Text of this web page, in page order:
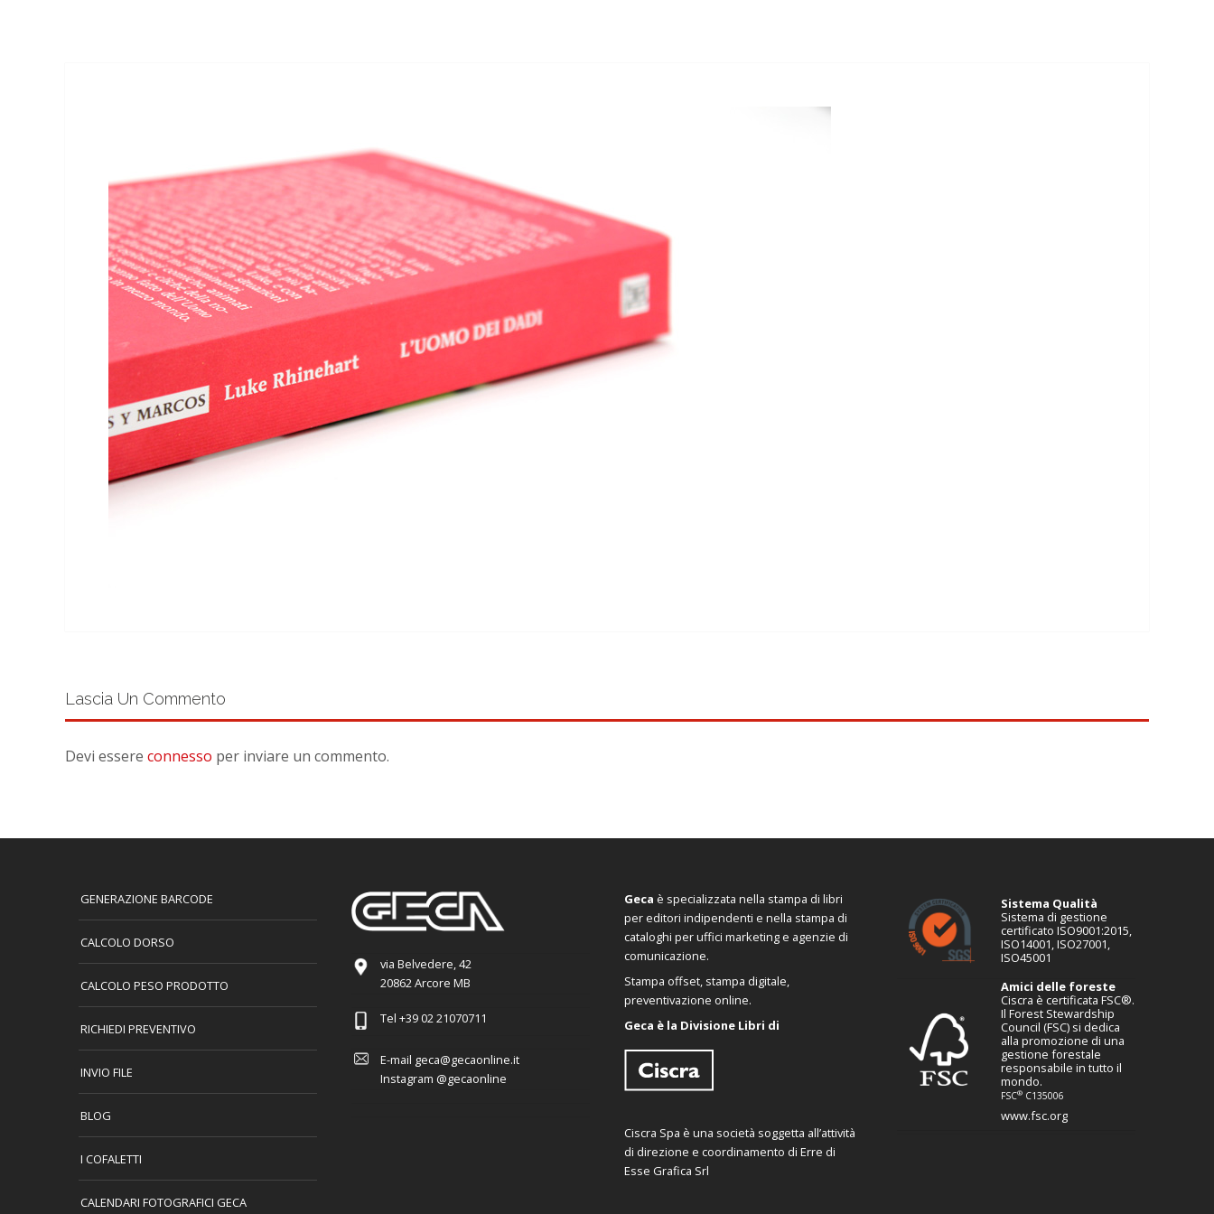
Lascia Un Commento
Devi essere connesso per inviare un commento.
GENERAZIONE BARCODE
CALCOLO DORSO
CALCOLO PESO PRODOTTO
RICHIEDI PREVENTIVO
INVIO FILE
BLOG
I COFALETTI
CALENDARI FOTOGRAFICI GECA
via Belvedere, 42
20862 Arcore MB
Tel +39 02 21070711
E-mail geca@gecaonline.it
Instagram @gecaonline
Geca è specializzata nella stampa di libri
per editori indipendenti e nella stampa di
cataloghi per uffici marketing e agenzie di
comunicazione.
Stampa offset, stampa digitale,
preventivazione online.
Geca è la Divisione Libri di
Ciscra Spa è una società soggetta all’attività
di direzione e coordinamento di Erre di
Esse Grafica Srl
Sistema Qualità
Sistema di gestione
certificato ISO9001:2015,
ISO14001, ISO27001,
ISO45001
Amici delle foreste
Ciscra è certificata FSC®.
Il Forest Stewardship
Council (FSC) si dedica
alla promozione di una
gestione forestale
responsabile in tutto il
mondo.
FSC®C135006
www.fsc.org